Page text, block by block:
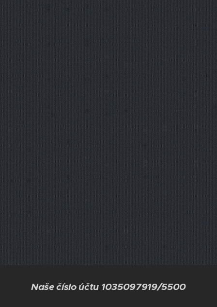
Naše číslo účtu 1035097919/5500